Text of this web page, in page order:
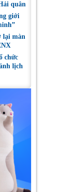
quân
giới
lại màn
chức
lịch